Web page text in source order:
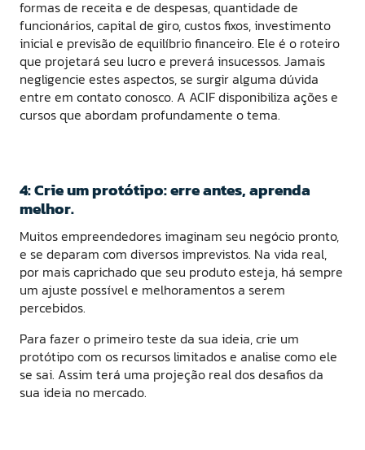
formas de receita e de despesas, quantidade de
funcionários, capital de giro, custos fixos, investimento
inicial e previsão de equilíbrio financeiro. Ele é o roteiro
que projetará seu lucro e preverá insucessos. Jamais
negligencie estes aspectos, se surgir alguma dúvida
entre em contato conosco. A ACIF disponibiliza ações e
cursos que abordam profundamente o tema.
4: Crie um protótipo: erre antes, aprenda
melhor.
Muitos empreendedores imaginam seu negócio pronto,
e se deparam com diversos imprevistos. Na vida real,
por mais caprichado que seu produto esteja, há sempre
um ajuste possível e melhoramentos a serem
percebidos.
Para fazer o primeiro teste da sua ideia, crie um
protótipo com os recursos limitados e analise como ele
se sai. Assim terá uma projeção real dos desafios da
sua ideia no mercado.